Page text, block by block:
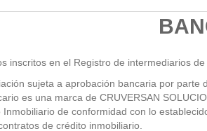
inscritos en el Registro de intermediarios
sujeta a aprobación bancaria por parte
es una marca de CRUVERSAN
Inmobiliario de conformidad con lo
de crédito inmobiliario.